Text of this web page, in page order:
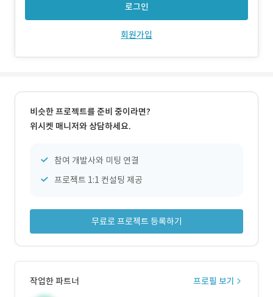
로그인
회원가입
비슷한 프로젝트를 준비 중이라면?
위시켓 매니저와 상담하세요.
참여 개발사와 미팅 연결
프로젝트 1:1 컨설팅 제공
무료로 프로젝트 등록하기
작업한 파트너
프로필 보기